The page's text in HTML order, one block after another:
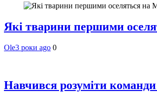
Які тварини першими
Ole3 роки ago 0
Навчився розуміти